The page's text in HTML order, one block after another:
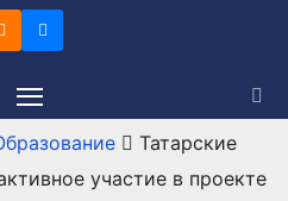
Татарские
участие в проекте